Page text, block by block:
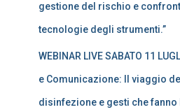
gestione del rischio e
tecnologie degli strumenti.”
WEBINAR LIVE SABATO 11
e Comunicazione: Il viaggio
disinfezione e gesti che fanno